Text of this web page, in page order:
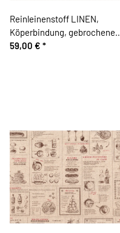
Reinleinenstoff LINEN,
Köperbindung, gebrochenes
weiß
59,00 € *